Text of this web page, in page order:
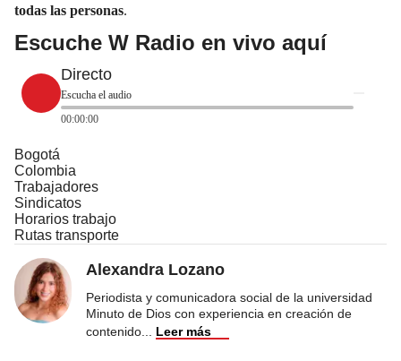
todas las personas.
Escuche W Radio en vivo aquí
Directo
Escucha el audio
00:00:00
Bogotá
Colombia
Trabajadores
Sindicatos
Horarios trabajo
Rutas transporte
Alexandra Lozano
Periodista y comunicadora social de la universidad
Minuto de Dios con experiencia en creación de
contenido
Leer más